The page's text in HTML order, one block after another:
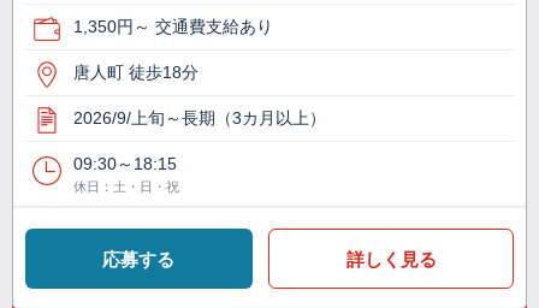
1,350円～ 交通費支給あり
唐人町 徒歩18分
2026/9/上旬～長期（3カ月以上）
09:30～18:15
休日：土・日・祝
応募する 詳しく見る